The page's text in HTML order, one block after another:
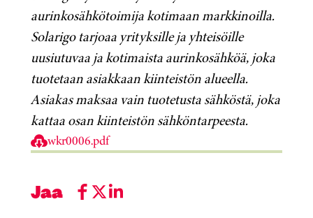
aurinkosähkötoimija kotimaan markkinoilla.
Solarigo tarjoaa yrityksille ja yhteisöille
uusiutuvaa ja kotimaista aurinkosähköä, joka
tuotetaan asiakkaan kiinteistön alueella.
Asiakas maksaa vain tuotetusta sähköstä, joka
kattaa osan kiinteistön sähköntarpeesta.
wkr0006.pdf
Jaa